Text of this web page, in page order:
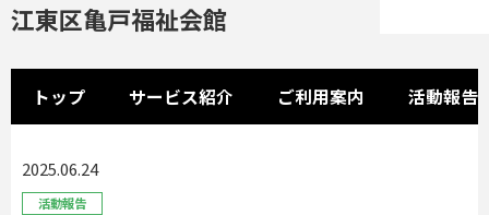
江東区亀戸福祉会館
トップ サービス紹介 ご利用案内 活動報告
2025.06.24
活動報告